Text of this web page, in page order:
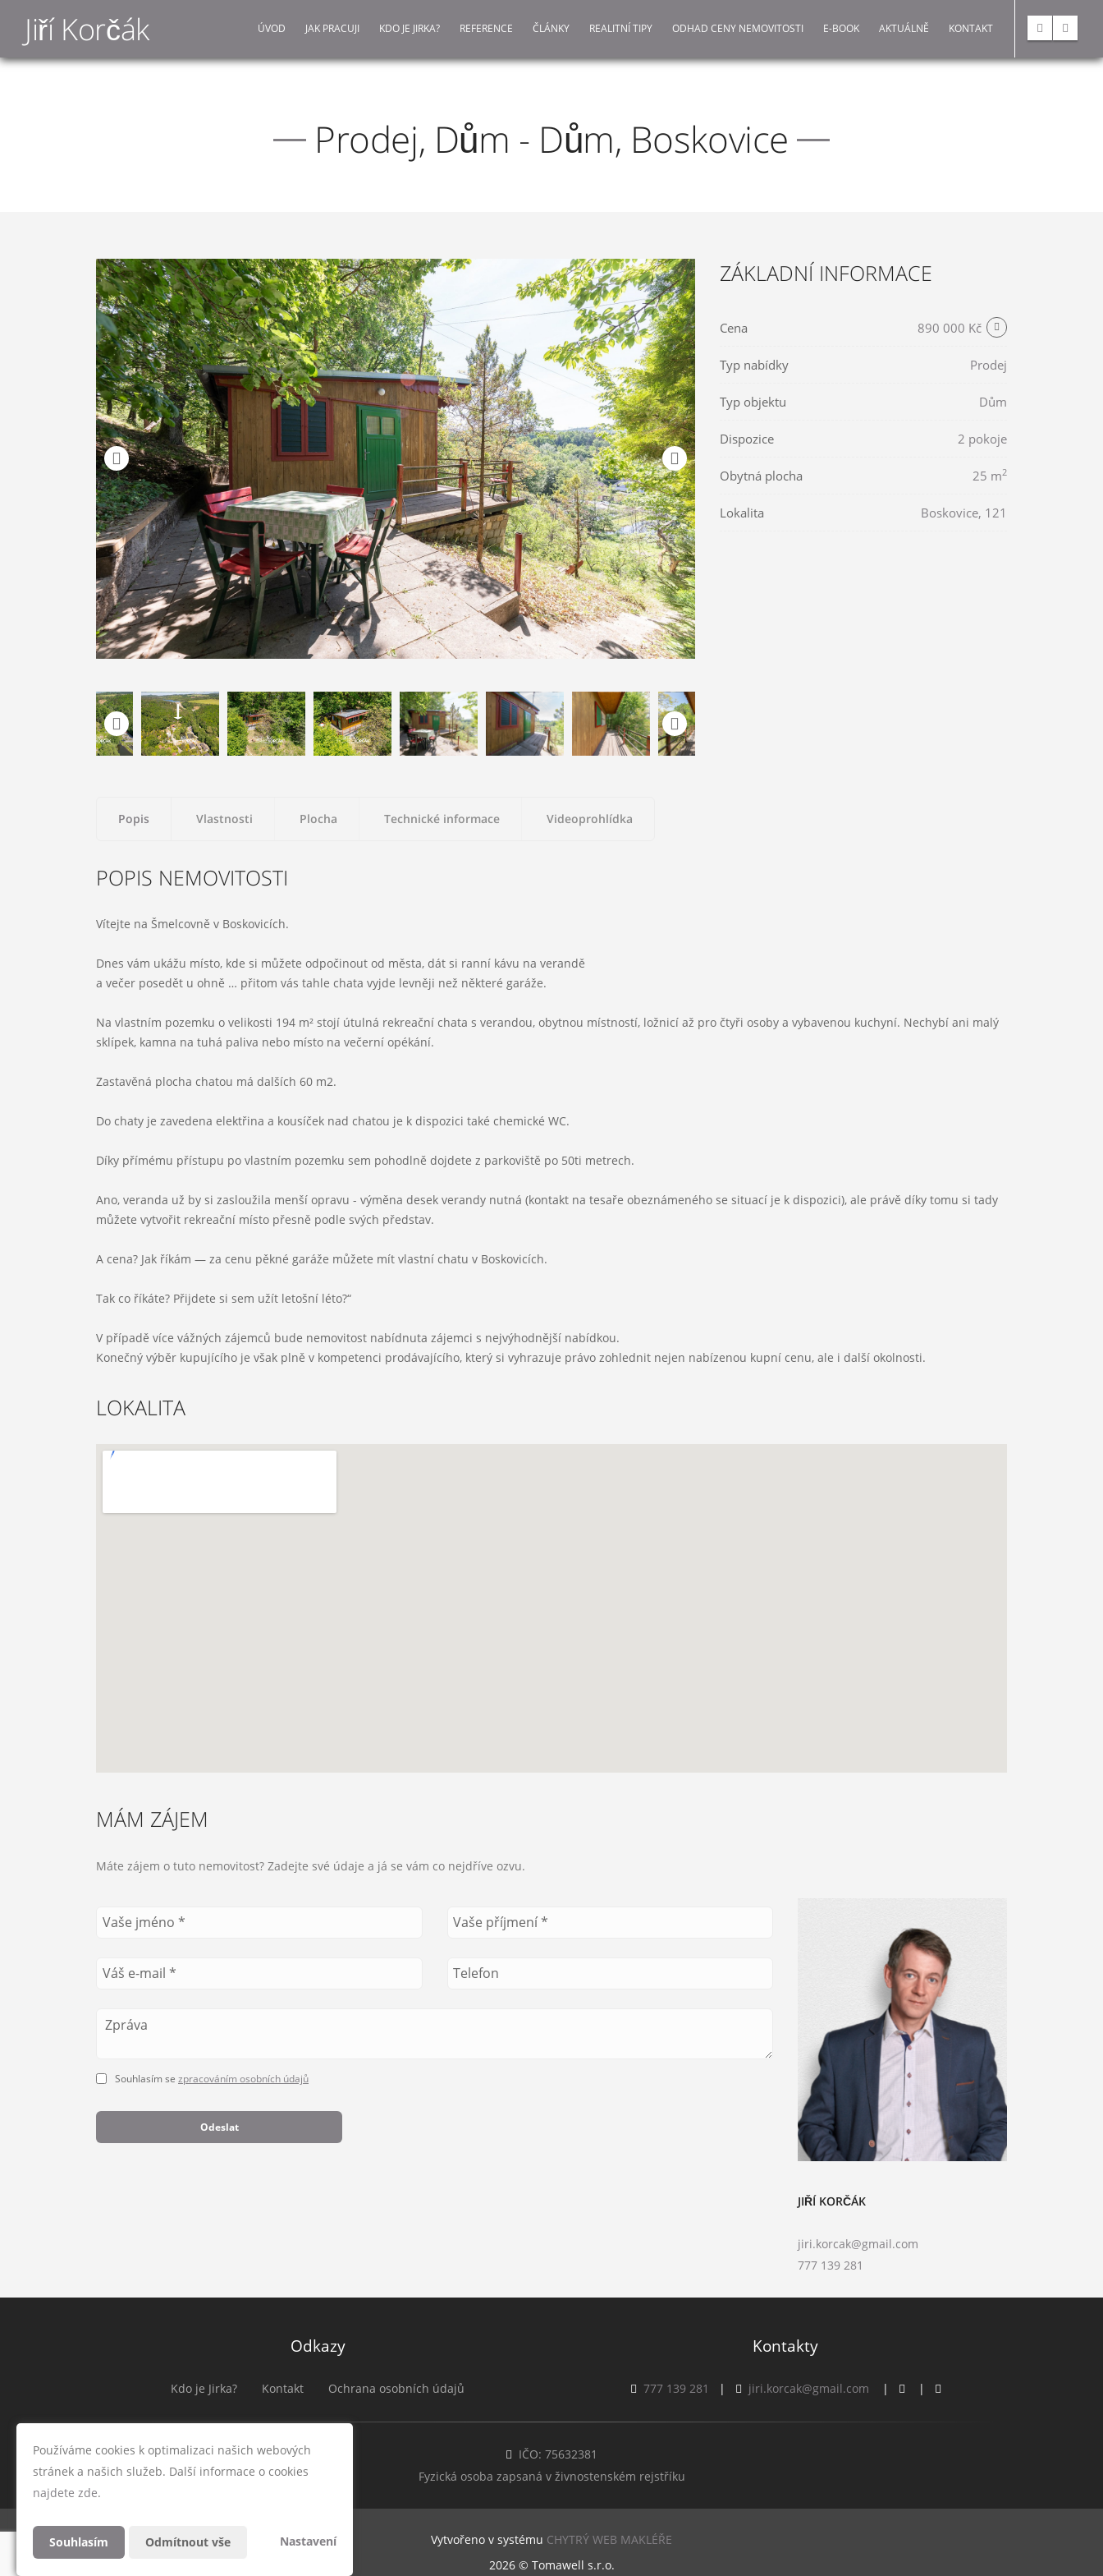
Jiří Korčák ÚVOD JAK PRACUJI KDO JE JIRKA? REFERENCE ČLÁNKY REALITNÍ TIPY ODHAD CENY NEMOVITOSTI E-BOOK AKTUÁLNĚ KONTAKT
Prodej, Dům - Dům, Boskovice
ZÁKLADNÍ INFORMACE
Cena 890 000 Kč
Typ nabídky Prodej
Typ objektu Dům
Dispozice 2 pokoje
Obytná plocha 25 m2
Lokalita Boskovice, 121
Popis Vlastnosti Plocha Technické informace Videoprohlídka
POPIS NEMOVITOSTI
Vítejte na Šmelcovně v Boskovicích.
Dnes vám ukážu místo, kde si můžete odpočinout od města, dát si ranní kávu na verandě
a večer posedět u ohně … přitom vás tahle chata vyjde levněji než některé garáže.
Na vlastním pozemku o velikosti 194 m² stojí útulná rekreační chata s verandou, obytnou místností, ložnicí až pro čtyři osoby a vybavenou kuchyní. Nechybí ani malý
sklípek, kamna na tuhá paliva nebo místo na večerní opékání.
Zastavěná plocha chatou má dalších 60 m2.
Do chaty je zavedena elektřina a kousíček nad chatou je k dispozici také chemické WC.
Díky přímému přístupu po vlastním pozemku sem pohodlně dojdete z parkoviště po 50ti metrech.
Ano, veranda už by si zasloužila menší opravu - výměna desek verandy nutná (kontakt na tesaře obeznámeného se situací je k dispozici), ale právě díky tomu si tady
můžete vytvořit rekreační místo přesně podle svých představ.
A cena? Jak říkám — za cenu pěkné garáže můžete mít vlastní chatu v Boskovicích.
Tak co říkáte? Přijdete si sem užít letošní léto?“
V případě více vážných zájemců bude nemovitost nabídnuta zájemci s nejvýhodnější nabídkou.
Konečný výběr kupujícího je však plně v kompetenci prodávajícího, který si vyhrazuje právo zohlednit nejen nabízenou kupní cenu, ale i další okolnosti.
Polosamota
Energetická náročnost:
LOKALITA
MÁM ZÁJEM
Máte zájem o tuto nemovitost? Zadejte své údaje a já se vám co nejdříve ozvu.
Souhlasím se zpracováním osobních údajů
Odeslat
JIŘÍ KORČÁK
jiri.korcak@gmail.com
777 139 281
Odkazy
Kdo je Jirka? Kontakt Ochrana osobních údajů
Kontakty
777 139 281 | jiri.korcak@gmail.com | |
IČO: 75632381
Fyzická osoba zapsaná v živnostenském rejstříku
Vytvořeno v systému CHYTRÝ WEB MAKLÉŘE
2026 © Tomawell s.r.o.
Používáme cookies k optimalizaci našich webových
stránek a našich služeb. Další informace o cookies
najdete zde.
Souhlasím Odmítnout vše Nastavení